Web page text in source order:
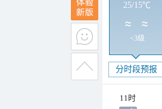
25/15℃
<3级
分时段预报
11时